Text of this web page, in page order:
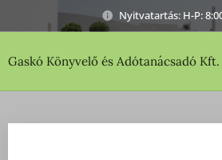
Nyitvatartás: H-P:
Gaskó Könyvelő és Adótanácsadó Kft.